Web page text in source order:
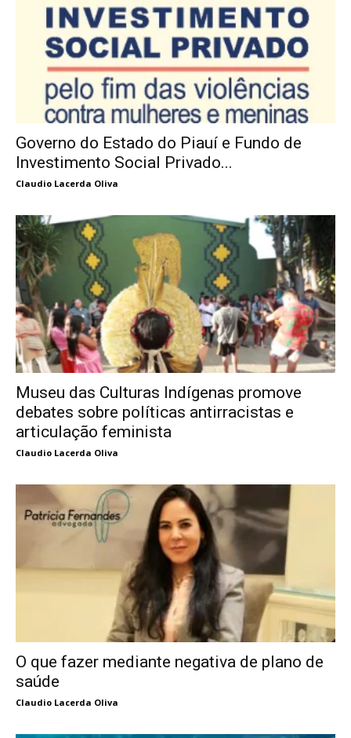
Governo do Estado do Piauí e Fundo de
Investimento Social Privado...
Claudio Lacerda Oliva
Museu das Culturas Indígenas promove
debates sobre políticas antirracistas e
articulação feminista
Claudio Lacerda Oliva
O que fazer mediante negativa de plano de
saúde
Claudio Lacerda Oliva